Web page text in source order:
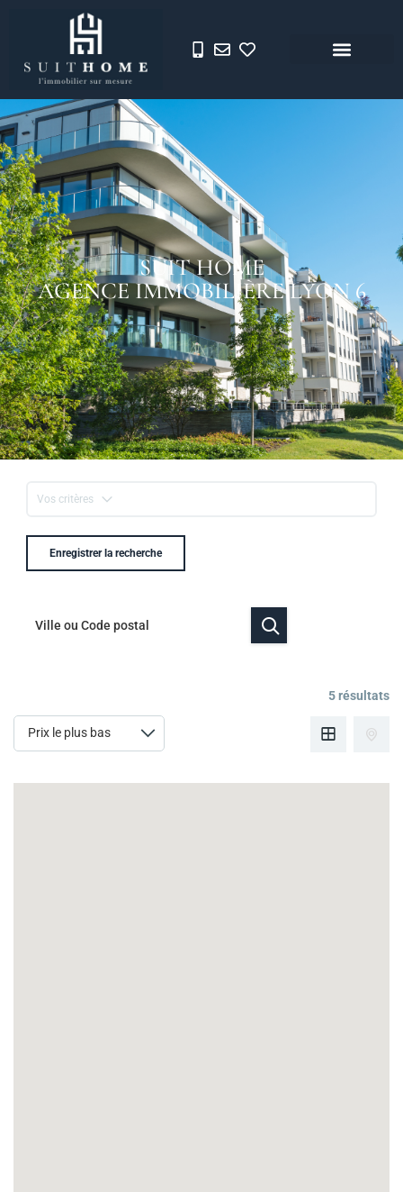
SUIT HOME
AGENCE IMMOBILIÈRE LYON 6
Vos critères
Enregistrer la recherche
5 résultats